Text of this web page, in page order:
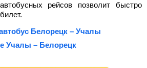
рейсов позволит быстро
Белорецк – Учалы
Учалы – Белорецк